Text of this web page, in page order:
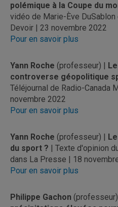
polémique à la Coupe du
vidéo de Marie-Ève
Devoir | 23 novembre 2022
Pour en savoir plus
Yann Roche (professeur) |
controverse géopolitique
Téléjournal de Radio-Canada
novembre 2022
Pour en savoir plus
Yann Roche (professeur) |
du sport ? | Texte d'opinion
dans La Presse | 18
Pour en savoir plus
Philippe Gachon